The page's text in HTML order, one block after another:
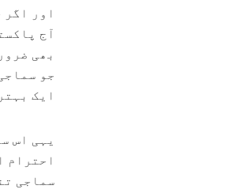
اور
آج
جو
ایک
یہی اس
احترام
سماجی